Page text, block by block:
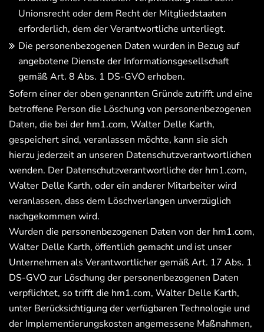
Unionsrecht oder dem Recht der Mitgliedstaaten
erforderlich, dem der Verantwortliche unterliegt.
Die personenbezogenen Daten wurden in Bezug auf
angebotene Dienste der Informationsgesellschaft
gemäß Art. 8 Abs. 1 DS-GVO erhoben.
Sofern einer der oben genannten Gründe zutrifft und eine
betroffene Person die Löschung von personenbezogenen
Daten, die bei der hm1.com, Walter Delle Karth,
gespeichert sind, veranlassen möchte, kann sie sich
hierzu jederzeit an unseren Datenschutzverantwortlichen
wenden. Der Datenschutzverantwortliche der hm1.com,
Walter Delle Karth, oder ein anderer Mitarbeiter wird
veranlassen, dass dem Löschverlangen unverzüglich
nachgekommen wird.
Wurden die personenbezogenen Daten von der hm1.com,
Walter Delle Karth, öffentlich gemacht und ist unser
Unternehmen als Verantwortlicher gemäß Art. 17 Abs. 1
DS-GVO zur Löschung der personenbezogenen Daten
verpflichtet, so trifft die hm1.com, Walter Delle Karth,
unter Berücksichtigung der verfügbaren Technologie und
der Implementierungskosten angemessene Maßnahmen,